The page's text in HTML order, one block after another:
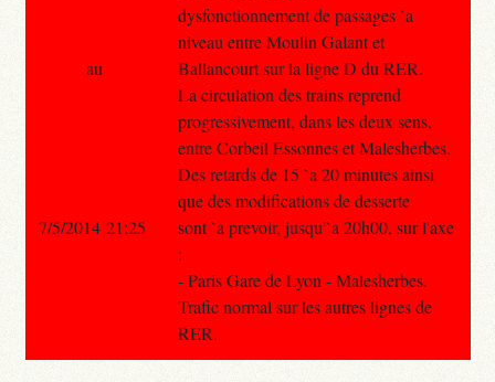
dysfonctionnement de passages `a
niveau entre Moulin Galant et
Ballancourt sur la ligne D du RER.
La circulation des trains reprend
progressivement, dans les deux sens,
entre Corbeil Essonnes et Malesherbes.
Des retards de 15 `a 20 minutes ainsi
que des modifications de desserte
sont `a prevoir, jusqu'`a 20h00, sur l'axe
:
- Paris Gare de Lyon - Malesherbes.
Trafic normal sur les autres lignes de
RER.
au
7/5/2014 21:25